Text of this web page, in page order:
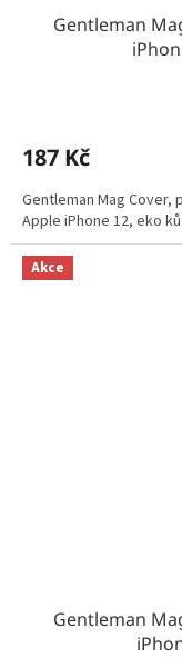
Gentleman
187 Kč
Gentleman Mag
Apple iPhone 12, eko
Akce
Gentleman